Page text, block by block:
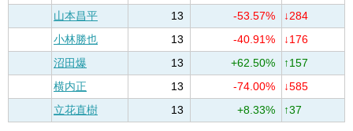
山本昌平
13 -53.57%
↓284
小林勝也
13 -40.91%
↓176
沼田爆
13 +62.50%
↑157
横内正
13 -74.00%
↓585
立花直樹
13 +8.33% ↑37